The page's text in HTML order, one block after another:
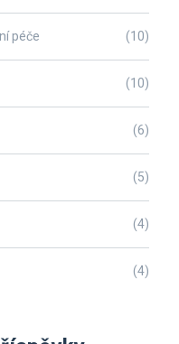
péče (10)
(10)
(6)
(5)
(4)
(4)